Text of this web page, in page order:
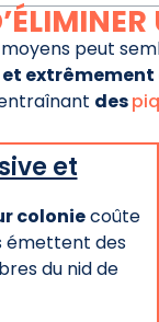
peut
extrêmement
des
et
coloniecoûte
émettent des
du nid de